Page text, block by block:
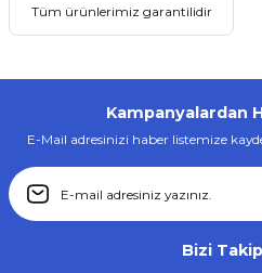
Stokta Yok
Tükendi
Tüm ürünlerimiz garantilidir
Kampanyalardan
E-Mail adresinizi haber listemize
Bizi